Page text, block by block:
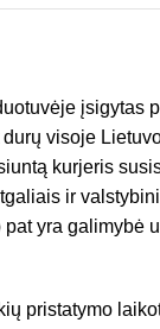
įsigytas
visoje
kurjeris
ir
pat yra galimybė
pristatymo